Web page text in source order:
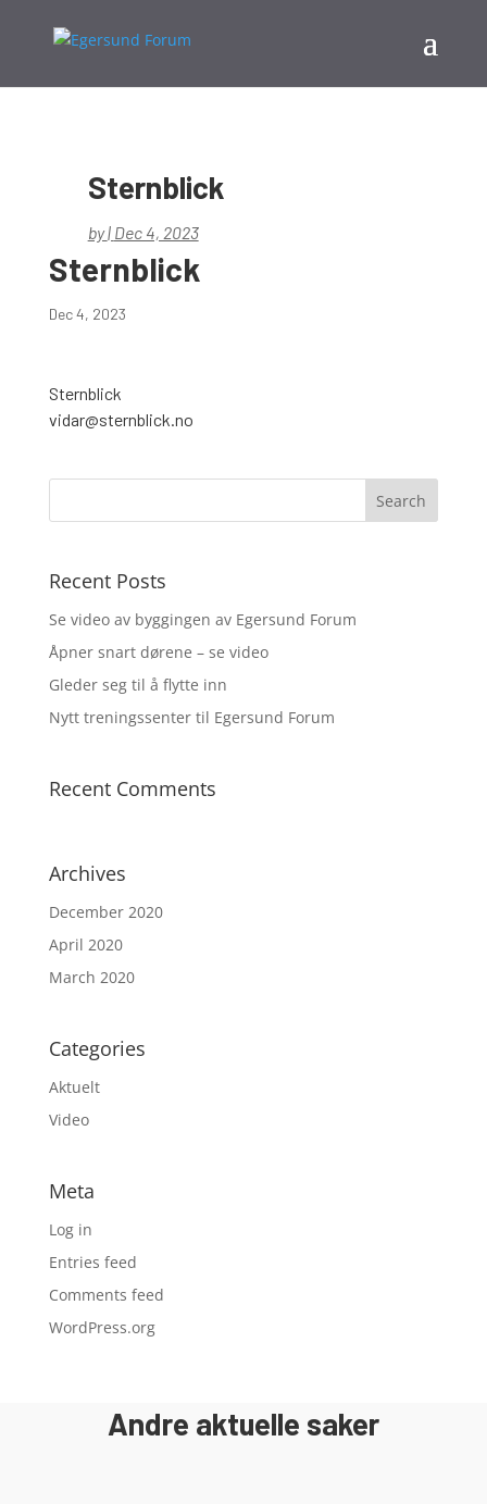
Sternblick
by| Dec 4, 2023
Sternblick
Dec 4, 2023
Sternblick
vidar@sternblick.no
Recent Posts
Se video av byggingen av Egersund Forum
Åpner snart dørene – se video
Gleder seg til å flytte inn
Nytt treningssenter til Egersund Forum
Recent Comments
Archives
December 2020
April 2020
March 2020
Categories
Aktuelt
Video
Meta
Log in
Entries feed
Comments feed
WordPress.org
Andre aktuelle saker